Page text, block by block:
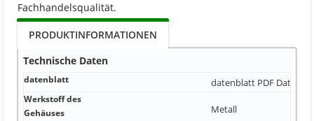
Fachhandelsqualität.
PRODUKTINFORMATIONEN
Technische Daten
datenblatt datenblatt PDF Datei
Werkstoff des
Gehäuses
Metall